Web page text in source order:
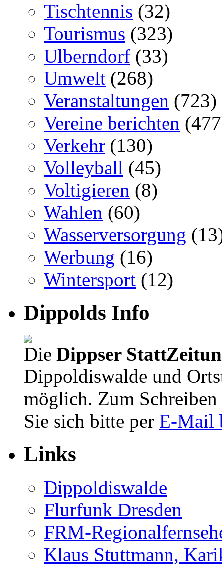
Tischtennis (32)
Tourismus (323)
Ulberndorf (33)
Umwelt (268)
Veranstaltungen (723)
Vereine berichten
Verkehr (130)
Volleyball (45)
Voltigieren (8)
Wahlen (60)
Wasserversorgung
Werbung (16)
Wintersport (12)
Dippolds Info
Die Dippser
Dippoldiswalde und
möglich. Zum
Sie sich bitte per E-Mail
Links
Dippoldiswalde
Flurfunk Dresden
FRM-
Klaus Stuttmann,